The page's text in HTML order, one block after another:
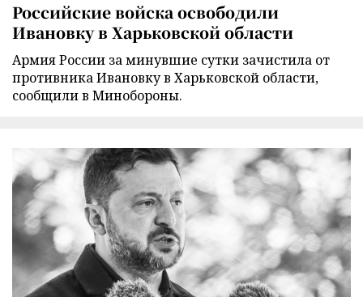
Российские войска освободили
Ивановку в Харьковской области
Армия России за минувшие сутки зачистила от
противника Ивановку в Харьковской области,
сообщили в Минобороны.